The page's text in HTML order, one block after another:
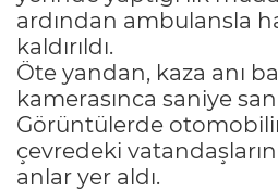
ardından ambulansla
kaldırıldı.
Öte yandan, kaza anı
kamerasınca saniye
Görüntülerde
çevredeki
anlar yer aldı.